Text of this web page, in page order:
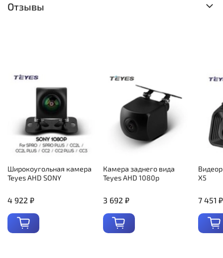
Отзывы
Широкоугольная камера
Teyes AHD SONY
4 922 ₽
Камера заднего вида
Teyes AHD 1080p
3 692 ₽
X5
7 451 ₽